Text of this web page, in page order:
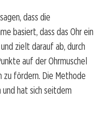
dass die
basiert, dass das Ohr ein
zielt darauf ab, durch
auf der Ohrmuschel
zu fördern. Die Methode
hat sich seitdem